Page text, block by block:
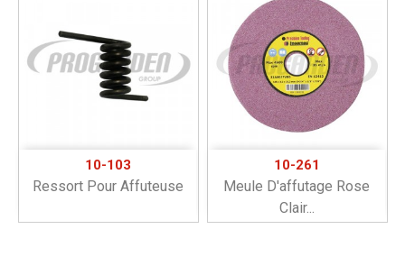
10-103
Ressort Pour Affuteuse
10-261
Meule D'affutage Rose
Clair...